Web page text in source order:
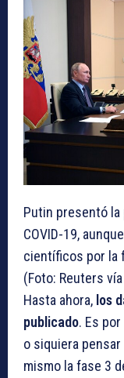
Putin presentó la
COVID-19,
científicos por la
(Foto: Reuters
Hasta ahora, los
publicado. Es
o siquiera
mismo la fase 3